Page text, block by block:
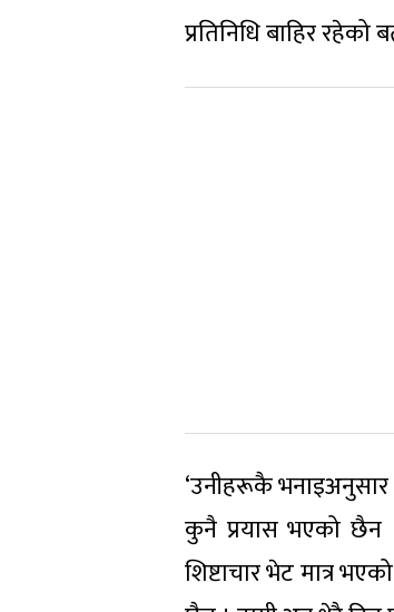
प्रतिनिधि बाहिर रहेको
‘उनीहरूकै
कुनै प्रयास भएको छैन
शिष्टाचार भेट मात्र